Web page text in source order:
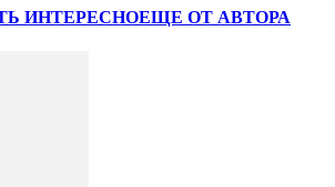
ИНТЕРЕСНОЕЩЕ ОТ АВТОРА